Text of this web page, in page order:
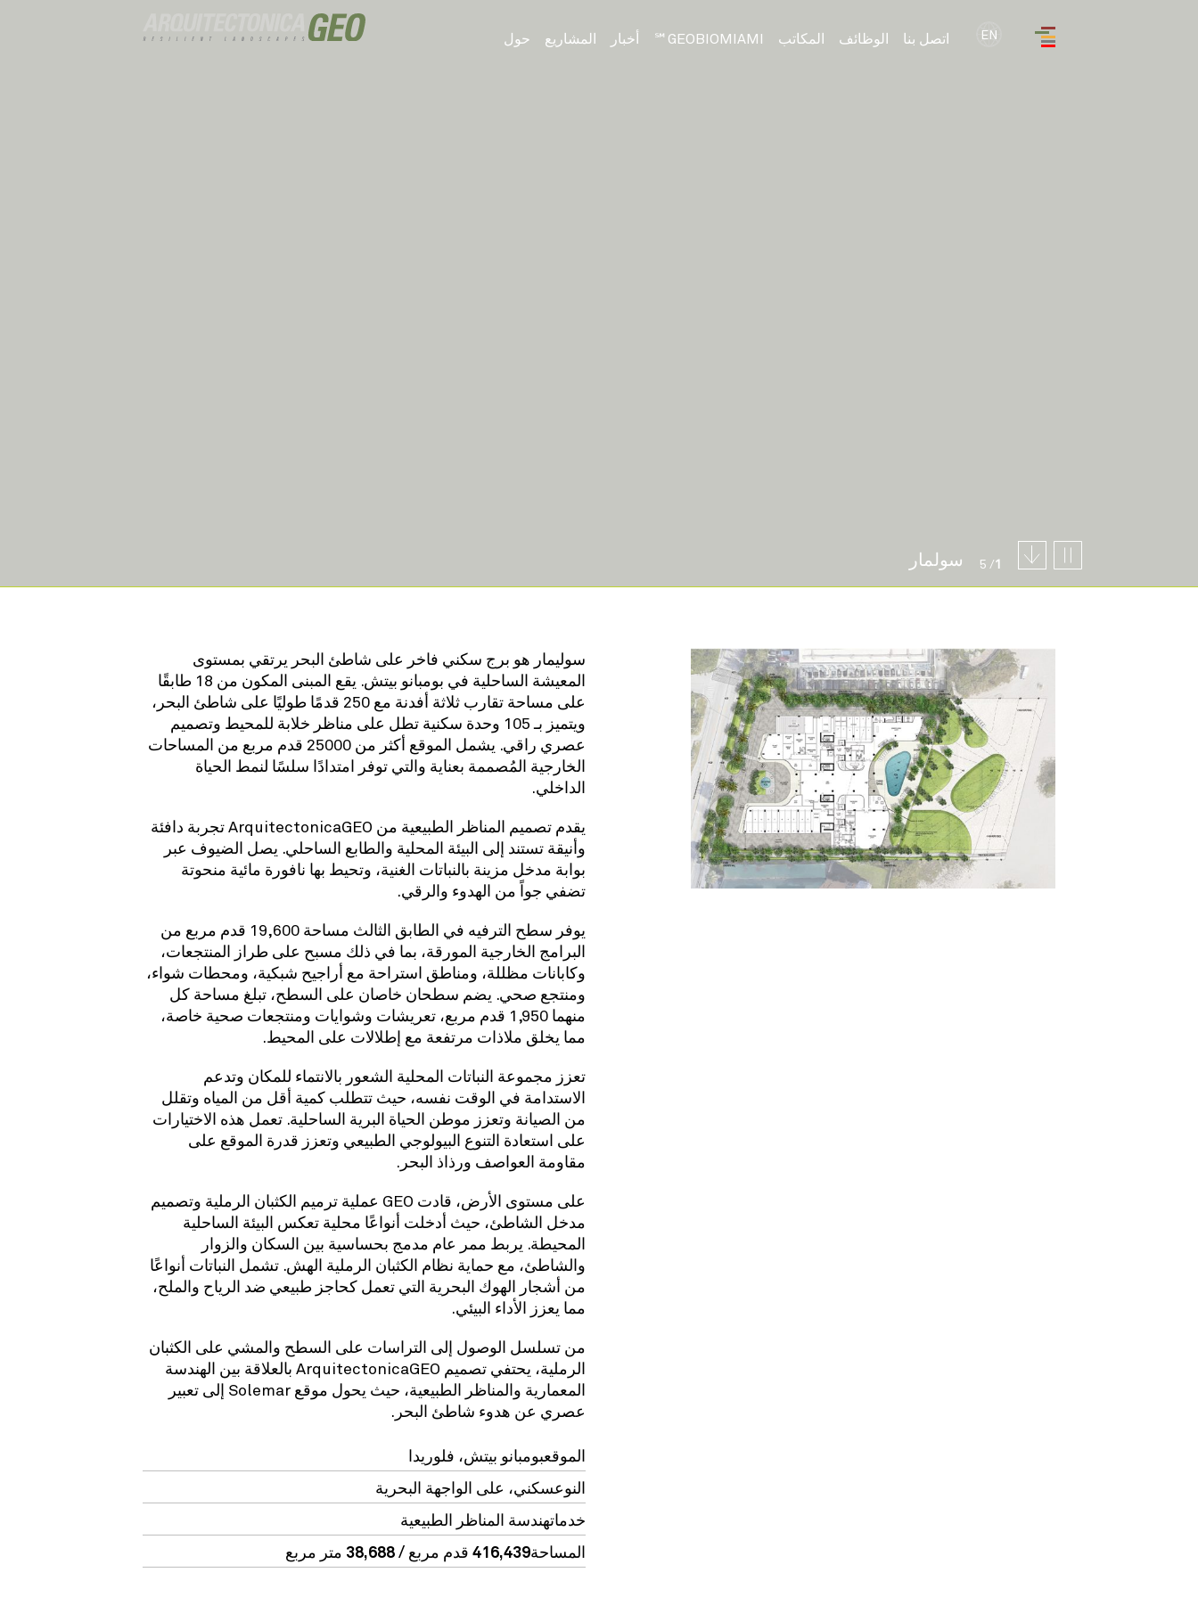
EN حول المشاريع أخبار GEOBIOMIAMI℠ المكاتب الوظائف اتصل بنا
سولمار 1
/ 5
سوليمار هو برج سكني فاخر على شاطئ البحر يرتقي بمستوى
المعيشة الساحلية في بومبانو بيتش. يقع المبنى المكون من 18 طابقًا
على مساحة تقارب ثلاثة أفدنة مع 250 قدمًا طوليًا على شاطئ البحر،
ويتميز بـ 105 وحدة سكنية تطل على مناظر خلابة للمحيط وتصميم
عصري راقي. يشمل الموقع أكثر من 25000 قدم مربع من المساحات
الخارجية المُصممة بعناية والتي توفر امتدادًا سلسًا لنمط الحياة
الداخلي.
يقدم تصميم المناظر الطبيعية من ArquitectonicaGEO تجربة دافئة
وأنيقة تستند إلى البيئة المحلية والطابع الساحلي. يصل الضيوف عبر
بوابة مدخل مزينة بالنباتات الغنية، وتحيط بها نافورة مائية منحوتة
تضفي جواً من الهدوء والرقي.
يوفر سطح الترفيه في الطابق الثالث
مساحة 19,600 قدم مربع من
البرامج الخارجية المورقة، بما في ذلك مسبح على طراز المنتجعات،
وكابانات مظللة، ومناطق استراحة مع أراجيح شبكية، ومحطات شواء،
ومنتجع صحي. يضم سطحان خاصان على السطح، تبلغ مساحة كل
منهما 1,950 قدم مربع، تعريشات وشوايات ومنتجعات صحية خاصة،
مما يخلق ملاذات مرتفعة مع إطلالات على المحيط.
تعزز مجموعة النباتات المحلية الشعور بالانتماء للمكان وتدعم
الاستدامة في الوقت نفسه، حيث تتطلب كمية أقل من المياه وتقلل
من الصيانة وتعزز موطن الحياة البرية الساحلية. تعمل هذه الاختيارات
على استعادة التنوع البيولوجي الطبيعي وتعزز قدرة الموقع على
مقاومة العواصف ورذاذ البحر.
على مستوى الأرض، قادت GEO عملية
ترميم الكثبان الرملية وتصميم
مدخل الشاطئ، حيث أدخلت أنواعًا محلية تعكس البيئة الساحلية
المحيطة. يربط ممر عام مدمج بحساسية بين السكان والزوار
والشاطئ، مع حماية نظام الكثبان الرملية الهش. تشمل النباتات أنواعًا
من أشجار الهوك البحرية التي تعمل كحاجز طبيعي ضد الرياح والملح،
مما يعزز الأداء البيئي.
من تسلسل الوصول إلى التراسات على السطح والمشي على الكثبان
الرملية،
يحتفي تصميم ArquitectonicaGEO بالعلاقة بين الهندسة
المعمارية والمناظر الطبيعية، حيث يحول موقع Solemar إلى تعبير
عصري عن هدوء شاطئ البحر.
الموقعبومبانو بيتش، فلوريدا
النوعسكني، على الواجهة البحرية
خدماتهندسة المناظر الطبيعية
المساحة416,439 قدم مربع / 38,688 متر مربع